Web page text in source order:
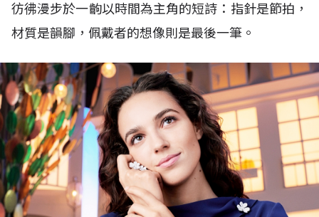
彷彿漫步於一齣以時間為主角的短詩：指針是節拍，
材質是韻腳，佩戴者的想像則是最後一筆。